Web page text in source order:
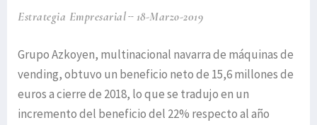
Estrategia Empresarial 18-Marzo-2019
Grupo Azkoyen, multinacional navarra de máquinas de
vending, obtuvo un beneficio neto de 15,6 millones de
euros a cierre de 2018, lo que se tradujo en un
incremento del beneficio del 22% respecto al año